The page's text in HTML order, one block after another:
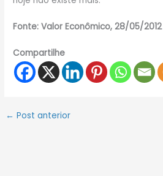
Fonte: Valor Econômico, 28/05/2012
Compartilhe
← Post anterior